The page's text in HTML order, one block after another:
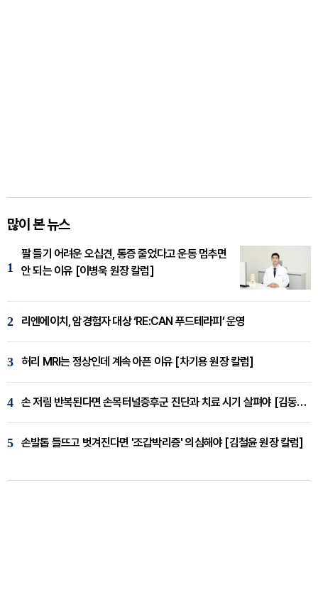
많이 본 뉴스
1
팔 들기 어려운 오십견, 통증 줄었다고 운동 멈추면
안 되는 이유 [이병욱 원장 칼럼]
2 리엔에이치, 암경험자 대상 ‘RE:CAN 푸드테라피’ 운영
3 허리 MRI는 정상인데 계속 아픈 이유 [차기용 원장 칼럼]
4 손 저림 반복된다면 손목터널증후군 진단과 치료 시기 살펴야 [김동현 원장 칼럼]
5 손발톱 들뜨고 벗겨진다면 '조갑박리증' 의심해야 [김철윤 원장 칼럼]